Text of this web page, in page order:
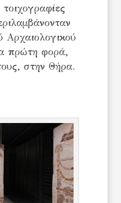
Αρχαιολογικού
πρώτη φορά,
στην Θήρα.